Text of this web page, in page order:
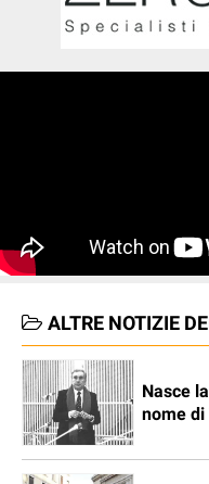
ALTRE NOTIZIE
Nasce
nome di